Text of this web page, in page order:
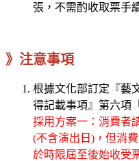
張，不需酌收取票手
》注意事項
根據文化部訂定『藝
得記載事項』第六項
採用方案一：消費者
(不含演出日)，但消
於時限屆至後始收受